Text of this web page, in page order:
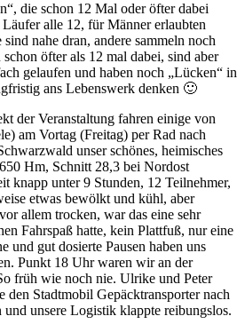
die schon 12 Mal oder öfter dabei
alle 12, für Männer erlaubten
nahe dran, andere sammeln noch
öfter als 12 mal dabei, sind aber
gelaufen und haben noch „Lücken“ in
ans Lebenswerk denken 🙂
der Veranstaltung fahren einige von
am Vortag (Freitag) per Rad nach
unser schönes, heimisches
Hm, Schnitt 28,3 bei Nordost
knapp unter 9 Stunden, 12 Teilnehmer,
etwas bewölkt und kühl, aber
allem trocken, war das eine sehr
Fahrspaß hatte, kein Plattfuß, nur eine
und gut dosierte Pausen haben uns
Punkt 18 Uhr waren wir an der
früh wie noch nie. Ulrike und Peter
den Stadtmobil Gepäcktransporter nach
unsere Logistik klappte reibungslos.